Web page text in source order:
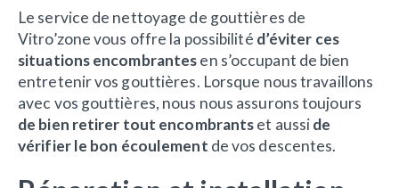
Le service de nettoyage de gouttières de
Vitro’zone vous offre la possibilité d’éviter ces
situations encombrantesen s’occupant de bien
entretenir vos gouttières. Lorsque nous travaillons
avec vos gouttières, nous nous assurons toujours
de bien retirer tout encombrantset ausside
vérifier le bon écoulement de vos descentes.